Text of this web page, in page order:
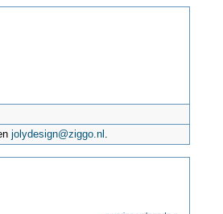
jolydesign@ziggo.nl .